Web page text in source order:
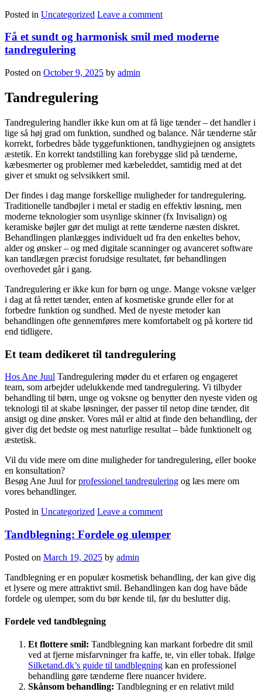
Posted in Uncategorized Leave a comment
Få et sundt og harmonisk smil med moderne
tandregulering
Posted on October 9, 2025 by admin
Tandregulering
Tandregulering handler ikke kun om at få lige tænder – det handler i
lige så høj grad om funktion, sundhed og balance. Når tænderne står
korrekt, forbedres både tyggefunktionen, tandhygiejnen og ansigtets
æstetik. En korrekt tandstilling kan forebygge slid på tænderne,
kæbesmerter og problemer med kæbeleddet, samtidig med at det
giver et smukt og selvsikkert smil.
Der findes i dag mange forskellige muligheder for tandregulering.
Traditionelle tandbøjler i metal er stadig en effektiv løsning, men
moderne teknologier som usynlige skinner (fx Invisalign) og
keramiske bøjler gør det muligt at rette tænderne næsten diskret.
Behandlingen planlægges individuelt ud fra den enkeltes behov,
alder og ønsker – og med digitale scanninger og avanceret software
kan tandlægen præcist forudsige resultatet, før behandlingen
overhovedet går i gang.
Tandregulering er ikke kun for børn og unge. Mange voksne vælger
i dag at få rettet tænder, enten af kosmetiske grunde eller for at
forbedre funktion og sundhed. Med de nyeste metoder kan
behandlingen ofte gennemføres mere komfortabelt og på kortere tid
end tidligere.
Et team dedikeret til tandregulering
Hos Ane Juul Tandregulering møder du et erfaren og engageret
team, som arbejder udelukkende med tandregulering. Vi tilbyder
behandling til børn, unge og voksne og benytter den nyeste viden og
teknologi til at skabe løsninger, der passer til netop dine tænder, dit
ansigt og dine ønsker. Vores mål er altid at finde den behandling, der
giver dig det bedste og mest naturlige resultat – både funktionelt og
æstetisk.
Vil du vide mere om dine muligheder for tandregulering, eller booke
en konsultation?
Besøg Ane Juul forprofessionel tandregulering og læs mere om
vores behandlinger.
Posted in Uncategorized Leave a comment
Tandblegning: Fordele og ulemper
Posted on March 19, 2025 by admin
Tandblegning er en populær kosmetisk behandling, der kan give dig
et lysere og mere attraktivt smil. Behandlingen kan dog have både
fordele og ulemper, som du bør kende til, før du beslutter dig.
Fordele ved tandblegning
Et flottere smil: Tandblegning kan markant forbedre dit smil
ved at fjerne misfarvninger fra kaffe, te, vin eller tobak. Ifølge
Silketand.dk’s guide til tandblegning kan en professionel
behandling gøre tænderne flere nuancer hvidere.
Skånsom behandling: Tandblegning er en relativt mild